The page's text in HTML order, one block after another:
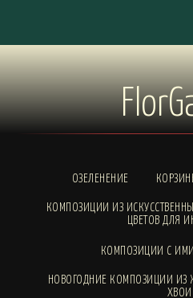
ОЗЕЛЕНЕНИЕ
КОМПОЗИЦИИ ИЗ
ЦВЕТОВ ДЛЯ
КОМПОЗИЦИИ С
НОВОГОДНИЕ КОМПОЗИЦИИ ИЗ
ХВОИ